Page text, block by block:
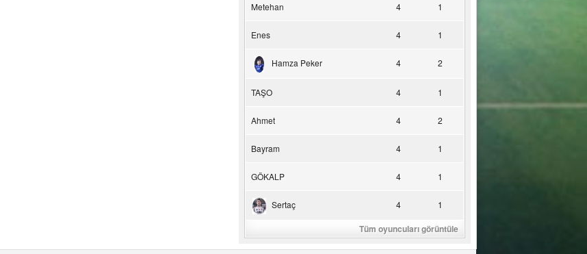
Metehan 4 1
Enes 4 1
Hamza Peker 4 2
TAŞO 4 1
Ahmet 4 2
Bayram 4 1
GÖKALP 4 1
Sertaç 4 1
Tüm oyuncuları görüntüle